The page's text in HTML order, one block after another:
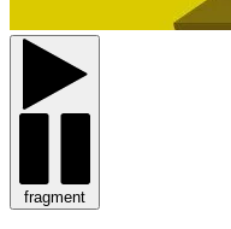
fragment